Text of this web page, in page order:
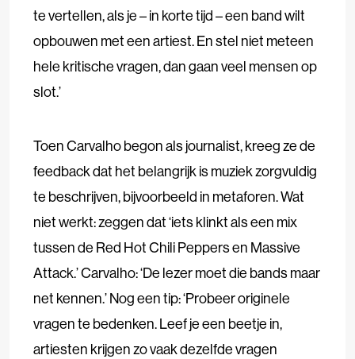
te vertellen, als je – in korte tijd – een band wilt
opbouwen met een artiest. En stel niet meteen
hele kritische vragen, dan gaan veel mensen op
slot.’
Toen Carvalho begon als journalist, kreeg ze de
feedback dat het belangrijk is muziek zorgvuldig
te beschrijven, bijvoorbeeld in metaforen. Wat
niet werkt: zeggen dat ‘iets klinkt als een mix
tussen de Red Hot Chili Peppers en Massive
Attack.’ Carvalho: ‘De lezer moet die bands maar
net kennen.’ Nog een tip: ‘Probeer originele
vragen te bedenken. Leef je een beetje in,
artiesten krijgen zo vaak dezelfde vragen